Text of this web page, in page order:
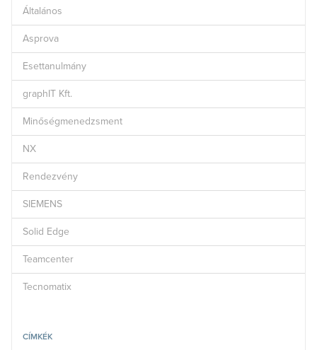
Általános
Asprova
Esettanulmány
graphIT Kft.
Minőségmenedzsment
NX
Rendezvény
SIEMENS
Solid Edge
Teamcenter
Tecnomatix
CÍMKÉK